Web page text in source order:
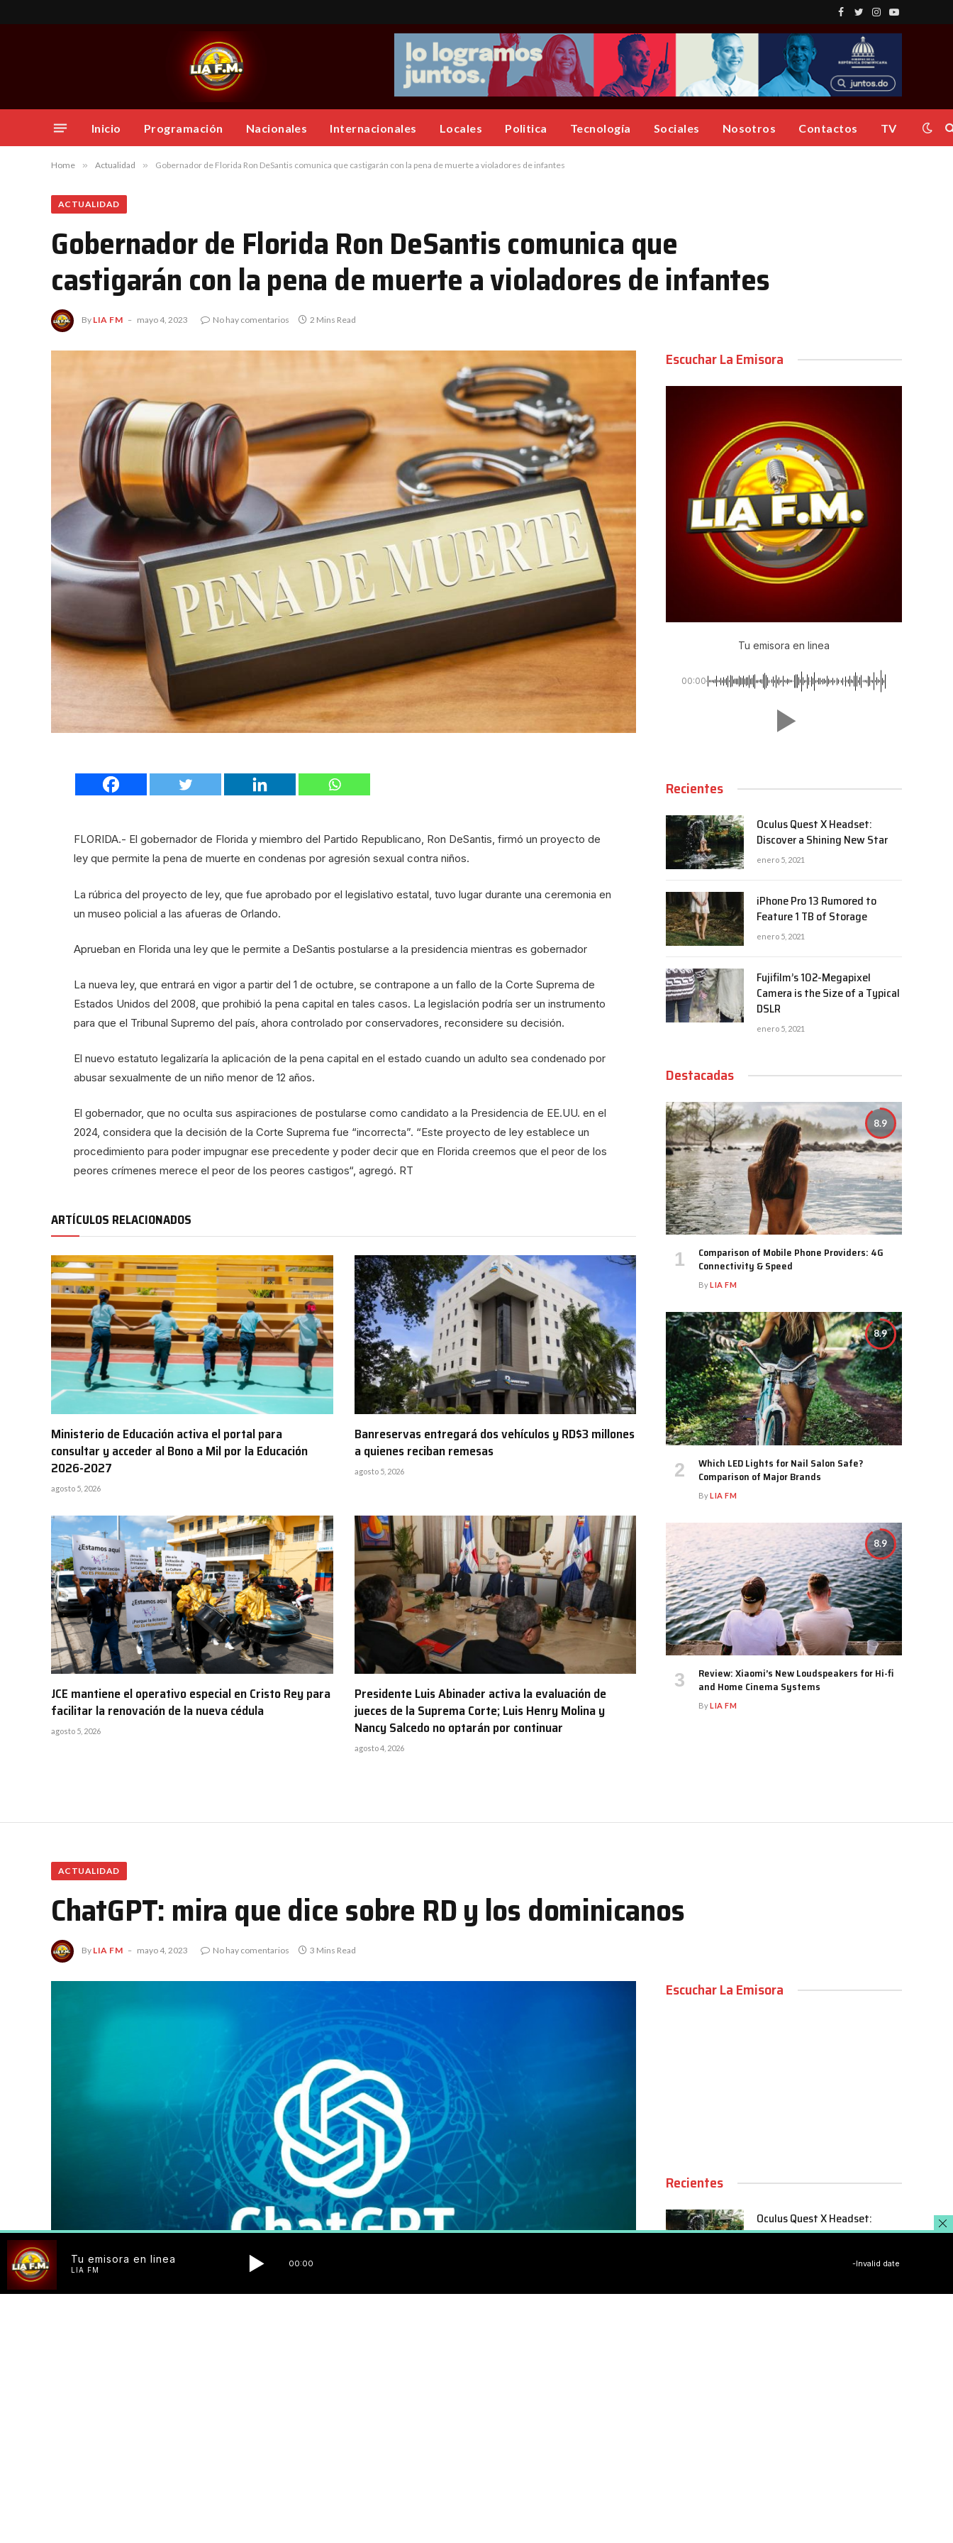
Facebook
TwitterInstagram
YouTube
Inicio Programación Nacionales Internacionales Locales Politica Tecnología Sociales Nosotros Contactos TV
Home » Actualidad » Gobernador de Florida Ron DeSantis comunica que castigarán con la pena de muerte a violadores de infantes
ACTUALIDAD
Gobernador de Florida Ron DeSantis comunica que
castigarán con la pena de muerte a violadores de infantes
By LIA FM mayo 4, 2023 No hay comentarios 2 Mins Read
FLORIDA.- El gobernador de Florida y miembro del Partido Republicano, Ron DeSantis, firmó un proyecto de
ley que permite la pena de muerte en condenas por agresión sexual contra niños.
La rúbrica del proyecto de ley, que fue aprobado por el legislativo estatal, tuvo lugar durante una ceremonia en
un museo policial a las afueras de Orlando.
Aprueban en Florida una ley que le permite a DeSantis postularse a la presidencia mientras es gobernador
La nueva ley, que entrará en vigor a partir del 1 de octubre, se contrapone a un fallo de la Corte Suprema de
Estados Unidos del 2008, que prohibió la pena capital en tales casos. La legislación podría ser un instrumento
para que el Tribunal Supremo del país, ahora controlado por conservadores, reconsidere su decisión.
El nuevo estatuto legalizaría la aplicación de la pena capital en el estado cuando un adulto sea condenado por
abusar sexualmente de un niño menor de 12 años.
El gobernador, que no oculta sus aspiraciones de postularse como candidato a la Presidencia de EE.UU. en el
2024, considera que la decisión de la Corte Suprema fue “incorrecta”. “Este proyecto de ley establece un
procedimiento para poder impugnar ese precedente y poder decir que en Florida creemos que el peor de los
peores crímenes merece el peor de los peores castigos“, agregó. RT
ARTÍCULOS RELACIONADOS
Ministerio de Educación activa el portal para
consultar y acceder al Bono a Mil por la Educación
2026-2027
agosto 5, 2026
Banreservas entregará dos vehículos y RD$3 millones
a quienes reciban remesas
agosto 5, 2026
JCE mantiene el operativo especial en Cristo Rey para
facilitar la renovación de la nueva cédula
agosto 5, 2026
Presidente Luis Abinader activa la evaluación de
jueces de la Suprema Corte; Luis Henry Molina y
Nancy Salcedo no optarán por continuar
agosto 4, 2026
Escuchar La Emisora
Tu emisora en linea
00:00
Recientes
Oculus Quest X Headset:
Discover a Shining New Star
enero 5, 2021
iPhone Pro 13 Rumored to
Feature 1 TB of Storage
enero 5, 2021
Fujifilm’s 102-Megapixel
Camera is the Size of a Typical
DSLR
enero 5, 2021
Destacadas
8.9
Comparison of Mobile Phone Providers: 4G
Connectivity & Speed
ByLIA FM
8.9
Which LED Lights for Nail Salon Safe?
Comparison of Major Brands
ByLIA FM
8.9
Review: Xiaomi’s New Loudspeakers for Hi-fi
and Home Cinema Systems
ByLIA FM
ACTUALIDAD
ChatGPT: mira que dice sobre RD y los dominicanos
By LIA FM mayo 4, 2023 No hay comentarios 3 Mins Read
Escuchar La Emisora
Recientes
Oculus Quest X Headset:
Discover a Shining New Star
iPhone Pro 13 Rumored to
Tu emisora en linea
LIA FM
00:00 -Invalid date